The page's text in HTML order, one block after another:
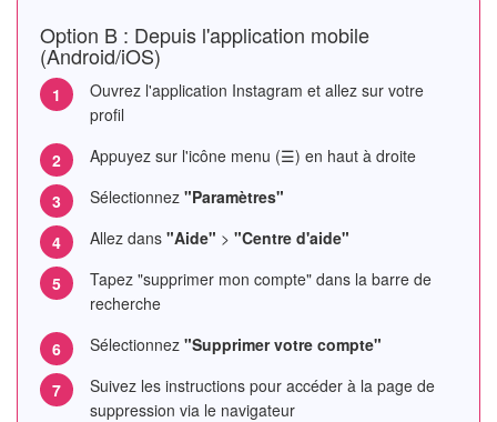
Option B : Depuis l'application mobile
(Android/iOS)
Ouvrez l'application Instagram et allez sur votre
profil
Appuyez sur l'icône menu (☰) en haut à droite
Sélectionnez "Paramètres"
Allez dans "Aide" > "Centre d'aide"
Tapez "supprimer mon compte" dans la barre de
recherche
Sélectionnez "Supprimer votre compte"
Suivez les instructions pour accéder à la page de
suppression via le navigateur